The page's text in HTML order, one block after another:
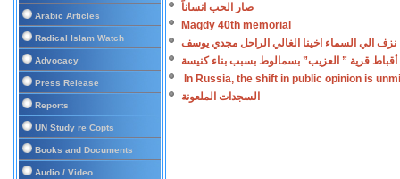
Arabic Articles
Radical Islam Watch
Advocacy
Press Release
Reports
UN Study re Copts
Books and Documents
Audio / Video
صار الحب انساناً
Magdy 40th memorial
نزف الي السماء اخينا الغالي الراحل مجدي يوسف
أقباط قرية ” العزيب” بسمالوط بسبب بناء كنيسة
In Russia, the shift in public opinion is
السجدات الملعونة